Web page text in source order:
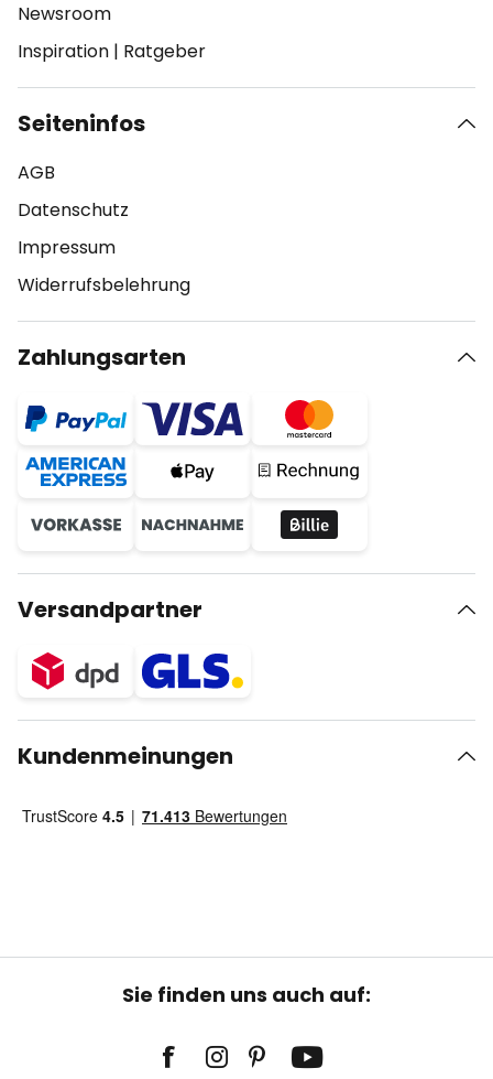
Newsroom
Inspiration | Ratgeber
Seiteninfos
AGB
Datenschutz
Impressum
Widerrufsbelehrung
Zahlungsarten
Versandpartner
Kundenmeinungen
Sie finden uns auch auf: